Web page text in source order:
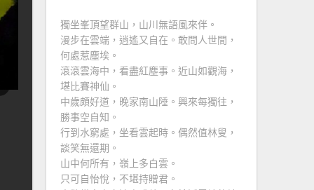
獨坐峯頂望群山，山川無語風來伴。
漫步在雲端，逍遙又自在。敢問人世間，
何處惹塵埃。
滾滾雲海中，看盡紅塵事。近山如觀海，
堪比賽神仙。
中歲頗好道，晚家南山陲。興來每獨往，
勝事空自知。
行到水窮處，坐看雲起時。偶然值林叟，
談笑無還期。
山中何所有，嶺上多白雲。
只可自怡悅，不堪持贈君。